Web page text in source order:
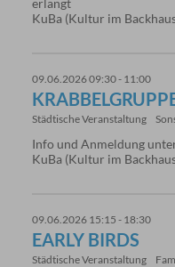
erlangt
KuBa (Kultur im
09.06.2026 09:30 - 11:00
Städtische Veranstaltung
Info und Anmeldung
KuBa (Kultur im
09.06.2026 15:15 - 18:30
EARLY BIRDS
Städtische Veranstaltung